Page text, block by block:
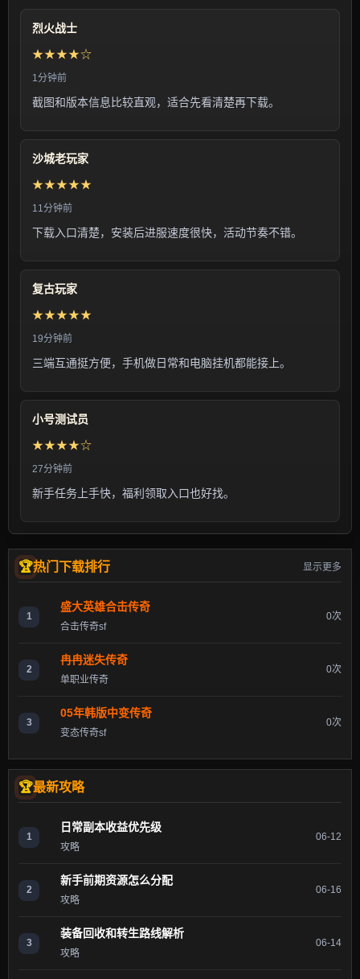
烈火战士
★★★★☆
1分钟前
截图和版本信息比较直观，适合先看清楚再下载。
沙城老玩家
★★★★★
11分钟前
下载入口清楚，安装后进服速度很快，活动节奏不错。
复古玩家
★★★★★
19分钟前
三端互通挺方便，手机做日常和电脑挂机都能接上。
小号测试员
★★★★☆
27分钟前
新手任务上手快，福利领取入口也好找。
热门下载排行 显示更多
1
盛大英雄合击传奇
合击传奇sf
0次
2
冉冉迷失传奇
单职业传奇
0次
3
05年韩版中变传奇
变态传奇sf
0次
最新攻略
1
日常副本收益优先级
攻略
06-12
2
新手前期资源怎么分配
攻略
06-16
3
装备回收和转生路线解析
攻略
06-14